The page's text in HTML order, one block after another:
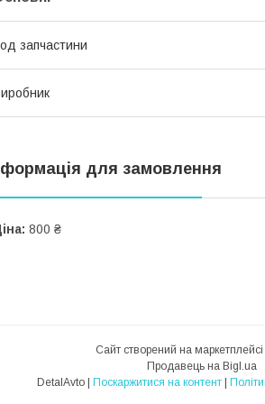
запчастини
для замовлення
800 ₴
Сайт створений на маркетплейсі
Продавець на Bigl.ua
Поскаржитися на контент